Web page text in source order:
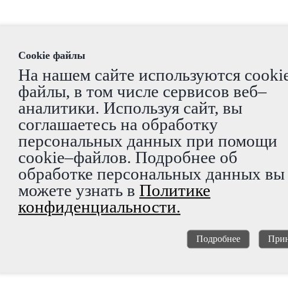
8х1500х3000
Cookie файлы
На нашем сайте используются
файлы, в том числе сервисов веб–
аналитики. Используя сайт, вы
соглашаетесь на обработку
персональных данных при помощи
cookie–файлов. Подробнее об
обработке персональных данных вы
можете узнать в Политике
конфиденциальности.
Подробнее